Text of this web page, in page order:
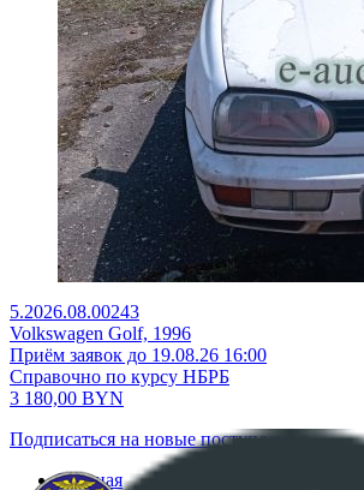
5.2026.08.00243
Volkswagen Golf, 1996
Приём заявок до 19.08.26 16:00
Справочно по курсу НБРБ
3 180,00 BYN
Подписаться на новые поступления
Главная